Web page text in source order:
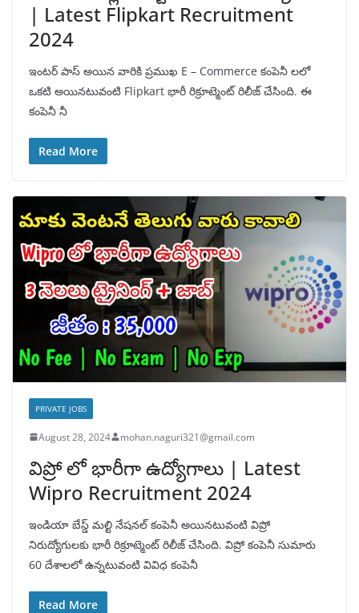
| Latest Flipkart Recruitment
2024
ఇంటర్ పాస్ అయిన వారికి ప్రముఖ E – Commerce కంపెనీ లలో
ఒకటి అయినటువంటి Flipkart భారీ రిక్రూట్మెంట్ రిలీజ్ చేసింది. ఈ
కంపెనీ నీ
Read More
PRIVATE JOBS
August 28, 2024 mohan.naguri321@gmail.com
విప్రో లో భారీగా ఉద్యోగాలు | Latest
Wipro Recruitment 2024
ఇండియా బేస్డ్ మల్టి నేషనల్ కంపెనీ అయినటువంటి విప్రో
నిరుద్యోగులకు భారీ రిక్రూట్మెంట్ రిలీజ్ చేసింది. విప్రో కంపెనీ సుమారు
60 దేశాలలో ఉన్నటువంటి వివిధ కంపెనీ
Read More